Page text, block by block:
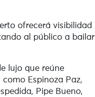
ofrecerá visibilidad
al público a bailar
lujo que reúne
como Espinoza Paz,
Pipe Bueno,